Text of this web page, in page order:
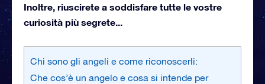
Inoltre, riuscirete a soddisfare tutte le vostre
curiosità più segrete...
Chi sono gli angeli e come riconoscerli:
Che cos’è un angelo e cosa si intende per